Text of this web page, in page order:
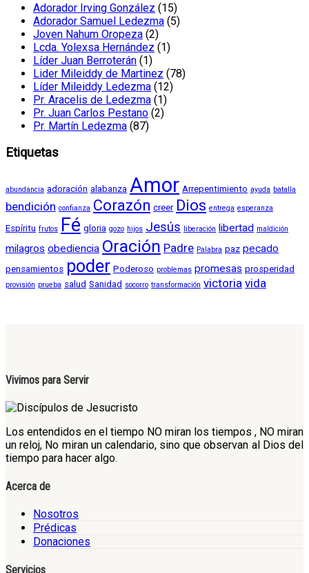
Adorador Irving González (15)
Adorador Samuel Ledezma (5)
Joven Nahum Oropeza (2)
Lcda. Yolexsa Hernández (1)
Líder Juan Berroterán (1)
Lider Mileiddy de Martinez (78)
Líder Mileiddy Ledezma (12)
Pr. Aracelis de Ledezma (1)
Pr. Juan Carlos Pestano (2)
Pr. Martín Ledezma (87)
Etiquetas
abundancia adoración alabanza Amor Arrepentimiento ayuda batalla
bendición confianza Corazón creer Dios entrega esperanza
Espíritu frutos Fé gloria gozo hijos Jesús liberación libertad maldición
milagros obediencia Oración Padre Palabra paz pecado
pensamientos poder Poderoso problemas promesas prosperidad
provisión prueba salud Sanidad socorro transformación victoria vida
Vivimos para Servir
Los entendidos en el tiempo NO miran los tiempos , NO miran
un reloj, No miran un calendario, sino que observan al Dios del
tiempo para hacer algo.
Acerca de
Nosotros
Prédicas
Donaciones
Servicios